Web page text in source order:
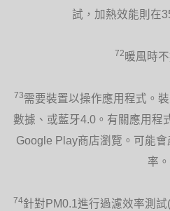
試，加熱效能則在
72 暖風時不
73需要裝置以操作應用程式。
數據、或藍牙4.0。有關應用程
Google Play商店瀏覽。可能
率。
74針對PM0.1進行過濾效率測